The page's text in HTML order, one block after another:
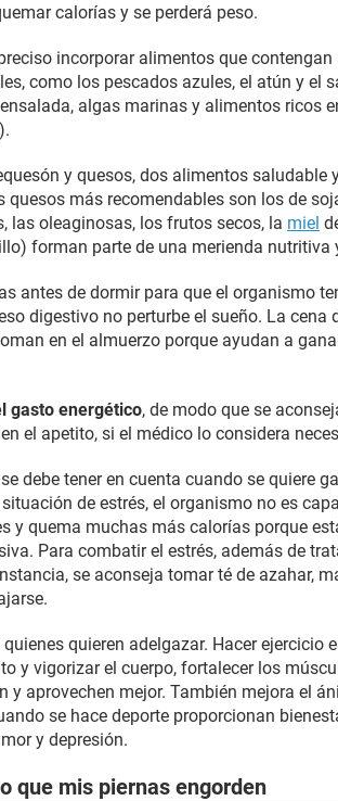
calorías y se perderá peso.
incorporar alimentos que
como los pescados azules, el atún y el
algas marinas y alimentos ricos
y quesos, dos alimentos saludable
quesos más recomendables son los de
las oleaginosas, los frutos secos, la miel
forman parte de una merienda nutritiva
antes de dormir para que el organismo
digestivo no perturbe el sueño. La cena
en el almuerzo porque ayudan a
gasto energético, de modo que se
el apetito, si el médico lo considera
debe tener en cuenta cuando se quiere
de estrés, el organismo no es
y quema muchas más calorías porque
Para combatir el estrés, además de
se aconseja tomar té de azahar,
quieren adelgazar. Hacer ejercicio
y vigorizar el cuerpo, fortalecer los
y aprovechen mejor. También mejora el
se hace deporte proporcionan
y depresión.
que mis piernas engorden